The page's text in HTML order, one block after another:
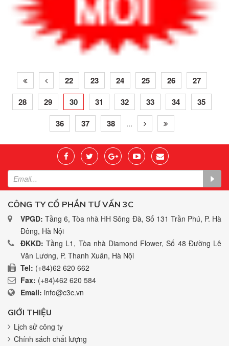
22 23 24 25 26
27
28
29 30 31 32 33 34
35
36
37 38 ...
CÔNG TY CỔ PHẦN TƯ VẤN 3C
VPGD: Tầng 6, Tòa nhà HH Sông Đà, Số 131 Trần Phú, P. Hà
Đông, Hà Nội
ĐKKD: Tầng L1, Tòa nhà Diamond Flower, Số 48 Đường Lê
Văn Lương, P. Thanh Xuân, Hà Nội
Tel: (+84)62 620 662
Fax: (+84)462 620 584
Email: info@c3c.vn
GIỚI THIỆU
Lịch sử công ty
Chính sách chất lượng